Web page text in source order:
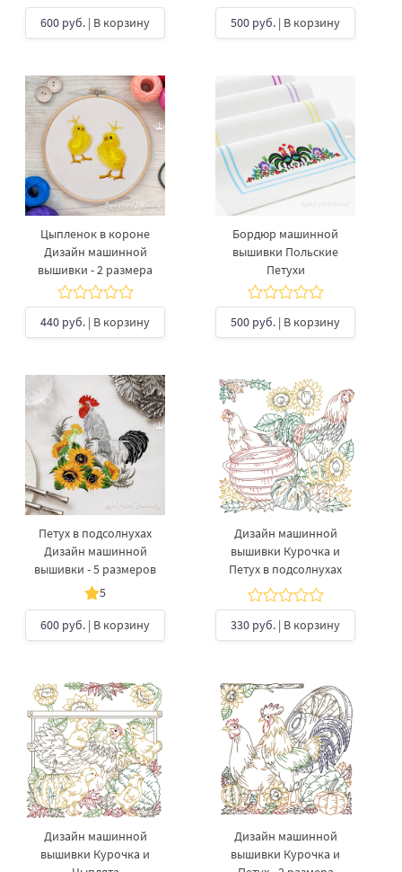
600 руб. | В корзину 500 руб. | В корзину
Цыпленок в короне
Дизайн машинной
вышивки - 2 размера
440 руб. | В корзину
Бордюр машинной
вышивки Польские
Петухи
500 руб. | В корзину
Петух в подсолнухах
Дизайн машинной
вышивки - 5 размеров
5
600 руб. | В корзину
Дизайн машинной
вышивки Курочка и
Петух в подсолнухах
330 руб. | В корзину
Дизайн машинной
вышивки Курочка и
Дизайн машинной
вышивки Курочка и